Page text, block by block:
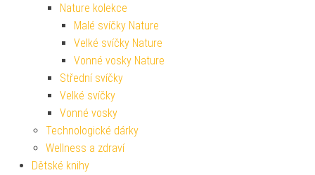
Nature kolekce
Malé svíčky Nature
Velké svíčky Nature
Vonné vosky Nature
Střední svíčky
Velké svíčky
Vonné vosky
Technologické dárky
Wellness a zdraví
Dětské knihy